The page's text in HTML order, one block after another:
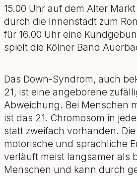
15.00 Uhr auf dem Alter
durch die Innenstadt zum
für 16.00 Uhr eine
spielt die Kölner Band
Das Down-Syndrom, auch
21, ist eine angeborene
Abweichung. Bei Menschen
ist das 21. Chromosom in
statt zweifach vorhanden.
motorische und sprachliche
verläuft meist langsamer als
Menschen und kann durch